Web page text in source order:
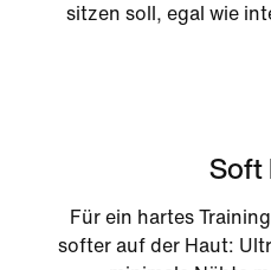
sitzen soll, egal wie
Soft
Für ein hartes
softer auf der Haut: